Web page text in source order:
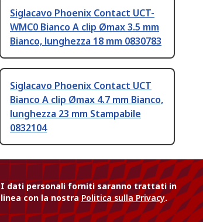
Siglacavo Phoenix Contact UCT-
WMC0 Bianco A clip Ømax 3.5 mm
Bianco, lunghezza 18 mm 0830783
Siglacavo Phoenix Contact UCT
Bianco A clip Ømax 4.7 mm Bianco,
lunghezza 23 mm Stampabile
0832104
I dati personali forniti saranno trattati in
linea con la nostraPolitica sulla Privacy.